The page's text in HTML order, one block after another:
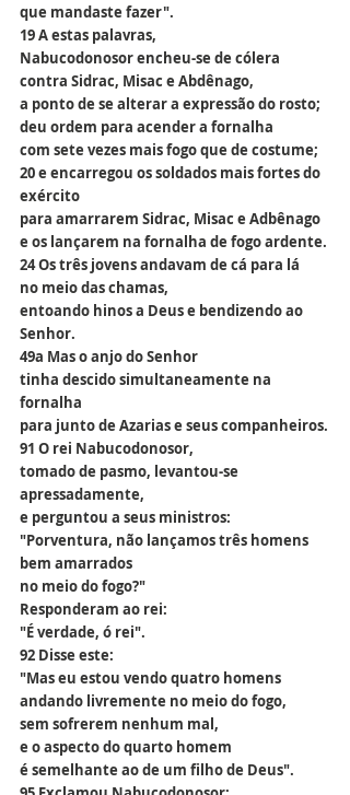
que mandaste fazer".
19 A estas palavras,
Nabucodonosor encheu-se de cólera
contra Sidrac, Misac e Abdênago,
a ponto de se alterar a expressão do rosto;
deu ordem para acender a fornalha
com sete vezes mais fogo que de costume;
20 e encarregou os soldados mais fortes do
exército
para amarrarem Sidrac, Misac e Adbênago
e os lançarem na fornalha de fogo ardente.
24 Os três jovens andavam de cá para lá
no meio das chamas,
entoando hinos a Deus e bendizendo ao
Senhor.
49a Mas o anjo do Senhor
tinha descido simultaneamente na
fornalha
para junto de Azarias e seus companheiros.
91 O rei Nabucodonosor,
tomado de pasmo, levantou-se
apressadamente,
e perguntou a seus ministros:
"Porventura, não lançamos três homens
bem amarrados
no meio do fogo?"
Responderam ao rei:
"É verdade, ó rei".
92 Disse este:
"Mas eu estou vendo quatro homens
andando livremente no meio do fogo,
sem sofrerem nenhum mal,
e o aspecto do quarto homem
é semelhante ao de um filho de Deus".